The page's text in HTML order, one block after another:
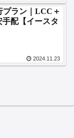
プラン｜LCC＋
配【イースタ
2024.11.23